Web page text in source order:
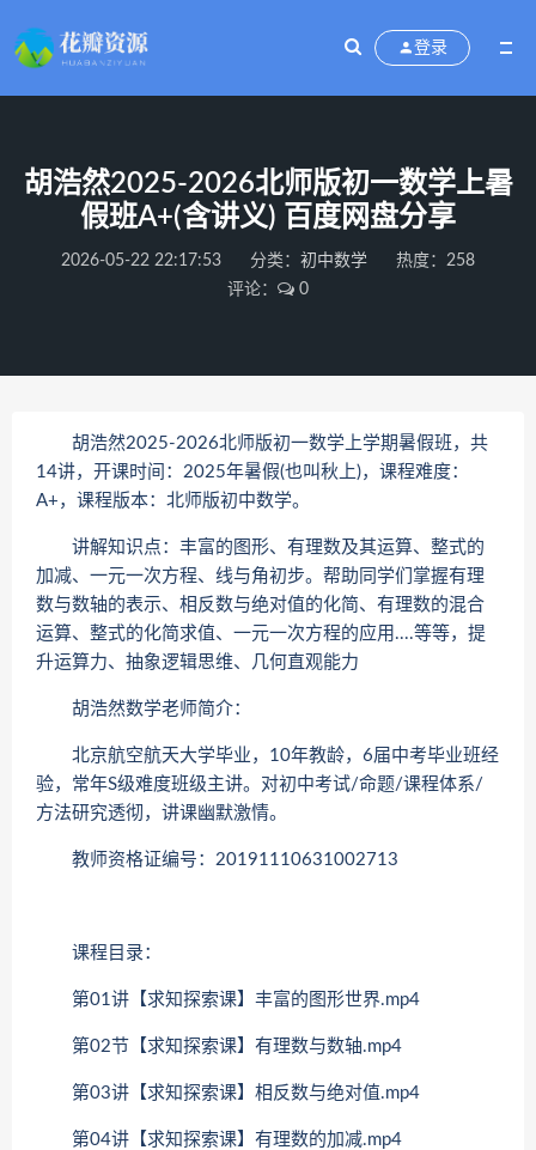
登录
胡浩然2025-2026北师版初一数学上暑
假班A+(含讲义) 百度网盘分享
2026-05-22 22:17:53 分类： 初中数学
热度：258
评论：
0
胡浩然2025-2026北师版初一数学上学期暑假班，共
14讲，开课时间：2025年暑假(也叫秋上)，课程难度：
A+，课程版本：北师版初中数学。
讲解知识点：丰富的图形、有理数及其运算、整式的
加减、一元一次方程、线与角初步。帮助同学们掌握有理
数与数轴的表示、相反数与绝对值的化简、有理数的混合
运算、整式的化简求值、一元一次方程的应用....等等，提
升运算力、抽象逻辑思维、几何直观能力
胡浩然数学老师简介：
北京航空航天大学毕业，10年教龄，6届中考毕业班经
验，常年S级难度班级主讲。对初中考试/命题/课程体系/
方法研究透彻，讲课幽默激情。
教师资格证编号：20191110631002713
课程目录：
第01讲【求知探索课】丰富的图形世界.mp4
第02节【求知探索课】有理数与数轴.mp4
第03讲【求知探索课】相反数与绝对值.mp4
第04讲【求知探索课】有理数的加减.mp4